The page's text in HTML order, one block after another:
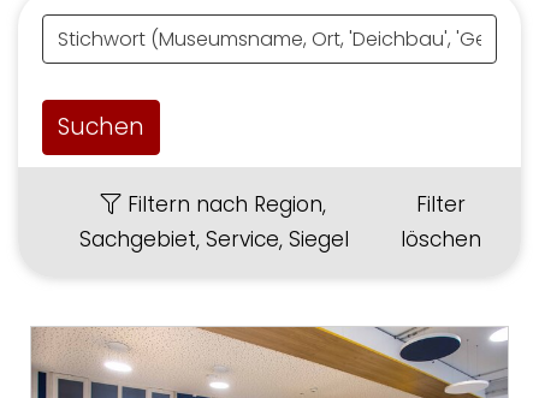
Filtern nach Region,
Sachgebiet, Service, Siegel
Filter
löschen